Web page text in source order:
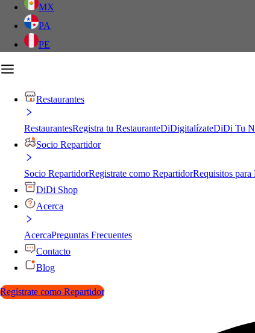
MX
PA
PE
Restaurantes
RestaurantesRegistra tu RestauranteDiDigitalízateDiDi Tu
Socio Repartidor
Socio RepartidorRegistrate como RepartidorRequisitos para
DiDi Shop
Acerca
AcercaPreguntas Frecuentes
Contacto
Blog
Regístrate como Repartidor